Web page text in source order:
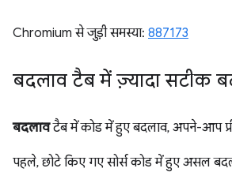
Chromium से जुड़ी समस्या: 887173
बदलाव टैब में ज़्यादा सटीक
बदलावटैब में कोड में हुए बदलाव, अपने-आप
पहले, छोटे किए गए सोर्स कोड में हुए असल